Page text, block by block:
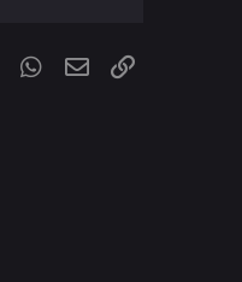
TumblrWhatsApp
EmailLink